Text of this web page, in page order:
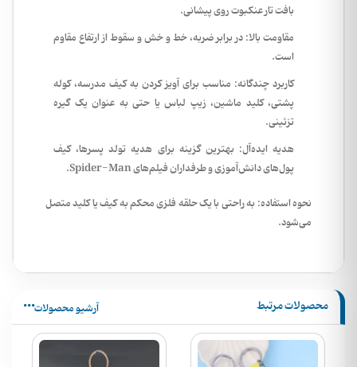
بافت تار عنکبوت روی پیشانی.
مقاومت بالا: در برابر ضربه، خط و خش و سقوط از ارتفاع مقاوم
است.
کاربرد چندگانه: مناسب برای آویز کردن به کیف مدرسه، کوله
پشتی، کلید ماشین، زیپ لباس یا حتی به عنوان یک گیره
تزئینی.
هدیه ایده‌آل: بهترین گزینه برای هدیه تولد پسرها، کیف
پول‌های دانش‌آموزی و طرفداران فیلم‌های Spider-Man.
نحوه استفاده: به راحتی با یک حلقه فلزی محکم به کیف یا کلید متصل
می‌شود.
محصولات مرتبط آرشیو محصولات